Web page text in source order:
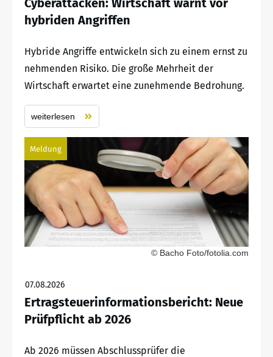
hybriden Angriffen
Hybride Angriffe entwickeln sich zu einem ernst zu
nehmenden Risiko. Die große Mehrheit der
Wirtschaft erwartet eine zunehmende Bedrohung.
weiterlesen
Meldung
© Bacho Foto/fotolia.com
07.08.2026
Ertragsteuerinformationsbericht: Neue
Prüfpflicht ab 2026
Ab 2026 müssen Abschlussprüfer die